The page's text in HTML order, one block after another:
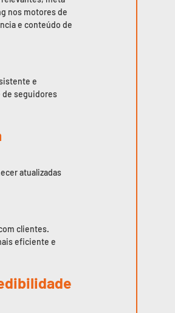
nos motores de
e conteúdo de
e
de seguidores
atualizadas
clientes.
eficiente e